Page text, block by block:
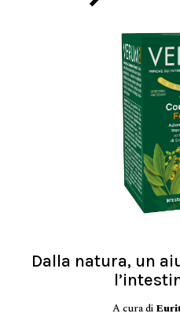
Dalla natura, un
A cura di